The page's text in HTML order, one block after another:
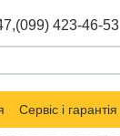
(099) 423-46-53
Сервіс і гарантія